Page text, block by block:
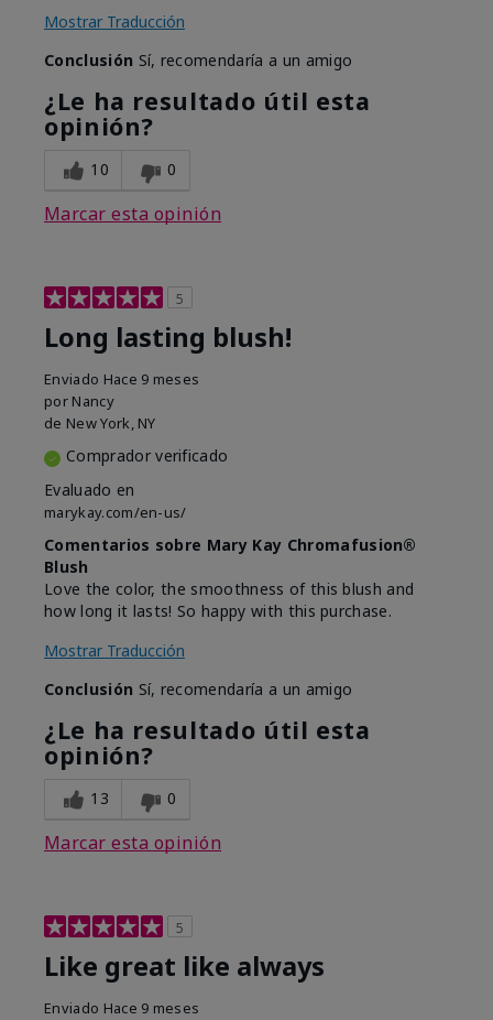
Mostrar Traducción
Conclusión Sí, recomendaría a un amigo
¿Le ha resultado útil esta
opinión?
10 0
Marcar esta opinión
5
Long lasting blush!
Enviado Hace 9 meses
por Nancy
de New York, NY
Comprador verificado
Evaluado en
marykay.com/en-us/
Comentarios sobre Mary Kay Chromafusion®
Blush
Love the color, the smoothness of this blush and
how long it lasts! So happy with this purchase.
Mostrar Traducción
Conclusión Sí, recomendaría a un amigo
¿Le ha resultado útil esta
opinión?
13 0
Marcar esta opinión
5
Like great like always
Enviado Hace 9 meses